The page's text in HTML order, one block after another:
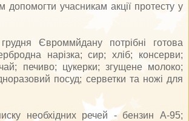
допомогти учасникам акції протесту у
Євроммйдану потрібні готова
нарізка; сир; хліб; консерви;
печиво; цукерки; згущене молоко;
посуд; серветки та ножі для
необхідних речей - бензин А-95;